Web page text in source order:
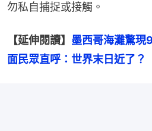
勿私自捕捉或接觸。
【延伸閱讀】 墨西哥海灘驚現
面民眾直呼：世界末日近了？